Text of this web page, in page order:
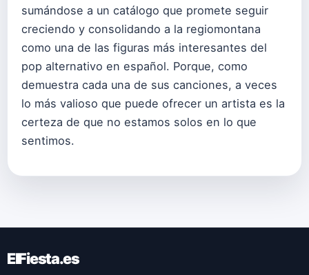
sumándose a un catálogo que promete seguir
creciendo y consolidando a la regiomontana
como una de las figuras más interesantes del
pop alternativo en español. Porque, como
demuestra cada una de sus canciones, a veces
lo más valioso que puede ofrecer un artista es la
certeza de que no estamos solos en lo que
sentimos.
ElFiesta.es